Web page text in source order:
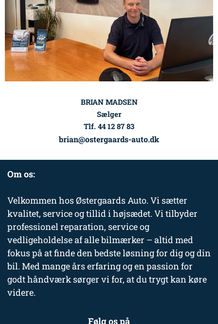
BRIAN MADSEN
Sælger
Tlf. 44 12 87 83
brian@ostergaards-auto.dk
Om os:
Velkommen hos Østergaards Auto. Vi sætter
kvalitet, service og tillid i højsædet. Vi tilbyder
professionel reparation, service og
vedligeholdelse af alle bilmærker – altid med
fokus på at finde den bedste løsning for dig og din
bil. Med mange års erfaring og en passion for
godt håndværk sørger vi for, at du trygt kan køre
videre.
Følg os på